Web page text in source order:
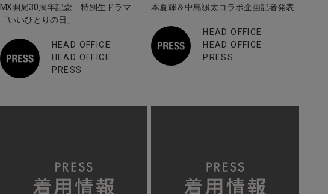
MX開局30周年記念 特別生ドラマ
「いいひとりの日」
HEAD OFFICE
HEAD OFFICE
PRESS
本夏輝＆中島颯太コラボ企画記者発表
HEAD OFFICE
HEAD OFFICE
PRESS